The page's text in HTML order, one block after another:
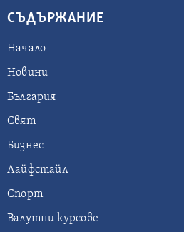
СЪДЪРЖАНИЕ
Начало
Новини
България
Свят
Бизнес
Лайфстайл
Спорт
Валутни курсове